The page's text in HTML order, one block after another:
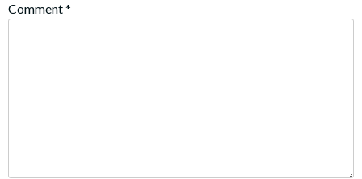
Comment*